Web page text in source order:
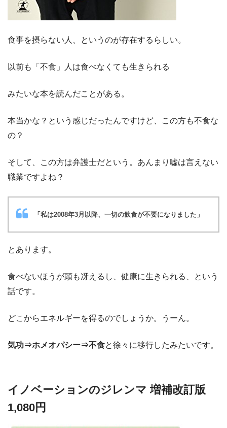
食事を摂らない人、というのが存在するらしい。
以前も「不食」人は食べなくても生きられる
みたいな本を読んだことがある。
本当かな？という感じだったんですけど、この方も不食な
の？
そして、この方は弁護士だという。あんまり嘘は言えない
職業ですよね？
「私は2008年3月以降、一切の飲食が不要になりました」
とあります。
食べないほうが頭も冴えるし、健康に生きられる、という
話です。
どこからエネルギーを得るのでしょうか。うーん。
気功⇒ホメオパシー⇒不食と徐々に移行したみたいです。
イノベーションのジレンマ 増補改訂版
1,080円